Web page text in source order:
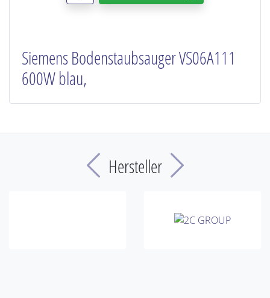
Siemens Bodenstaubsauger VS06A111
600W blau,
Previous
Hersteller